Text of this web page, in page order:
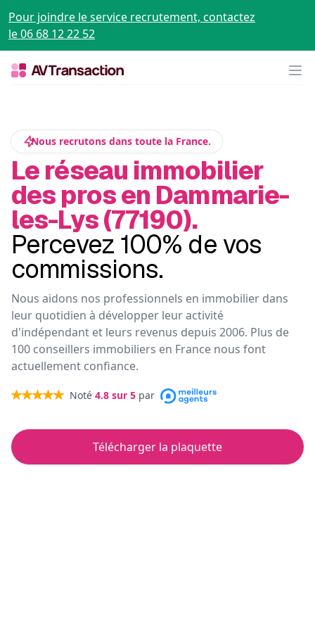
Pour joindre le service recrutement, contactez
le 06 68 12 22 52
Nous recrutons dans toute la France.
Le réseau immobilier
des pros en Dammarie-
les-Lys (77190).
Percevez 100% de vos
commissions.
Nous aidons nos professionnels en immobilier dans
leur quotidien à développer leur activité
d'indépendant et leurs revenus depuis 2006. Plus de
100 conseillers immobiliers en France nous font
actuellement confiance.
Noté 4.8 sur 5 par
Télécharger la plaquette